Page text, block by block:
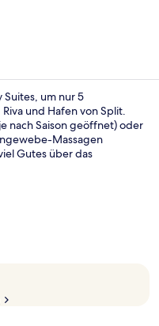
Suites, um nur 5
und Hafen von Split.
nach Saison geöffnet) oder
Massagen
Gutes über das